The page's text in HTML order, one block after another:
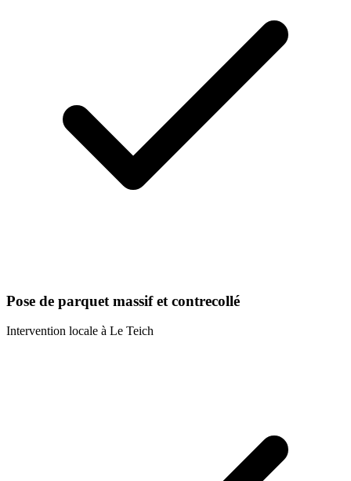
Pose de parquet massif et contrecollé
Intervention locale à Le Teich